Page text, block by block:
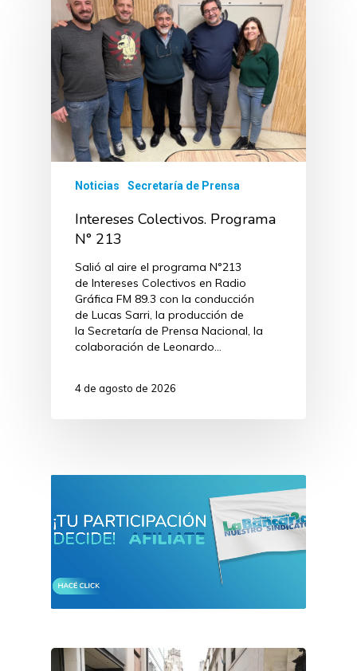
Noticias Secretaría de Prensa
Intereses Colectivos. Programa
N° 213
Salió al aire el programa N°213
de Intereses Colectivos en Radio
Gráfica FM 89.3 con la conducción
de Lucas Sarri, la producción de
la Secretaría de Prensa Nacional, la
colaboración de Leonardo…
4 de agosto de 2026